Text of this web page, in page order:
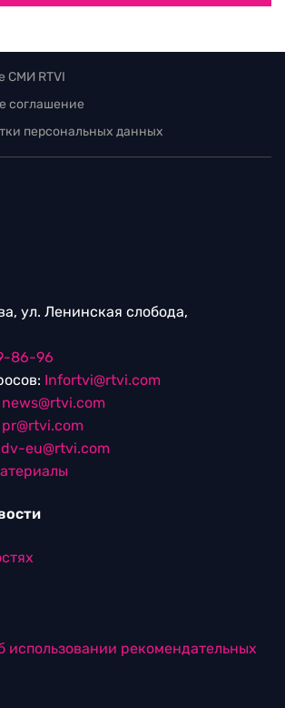
СМИ RTVI
соглашение
персональных данных
ул. Ленинская слобода,
86-96
Infortvi@rtvi.com
news@rtvi.com
pr@rtvi.com
eu@rtvi.com
использовании рекомендательных